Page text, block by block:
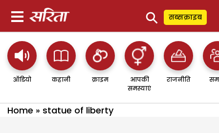
⚲ सब्सक्राइब
ऑडियो कहानी क्राइम
आपकी
समस्याएं
राजनीति
Home » statue of liberty